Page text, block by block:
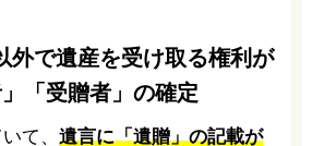
外で遺産を受け取る権利が
「受贈者」の確定
て、 遺言に「遺贈」の記載が